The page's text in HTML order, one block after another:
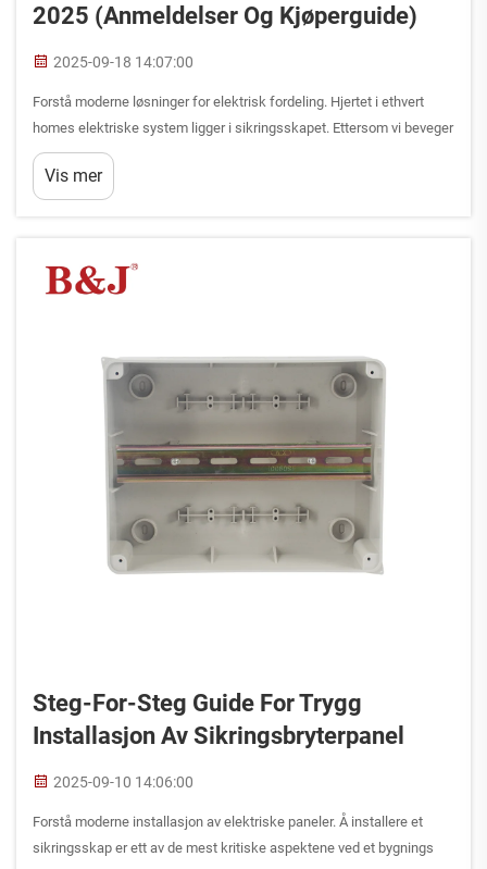
2025 (anmeldelser Og Kjøperguide)
2025-09-18 14:07:00
Forstå moderne løsninger for elektrisk fordeling. Hjertet i ethvert
homes elektriske system ligger i sikringsskapet. Ettersom vi beveger
oss mot stadig mer tilkoblede og strømavhengige hjem, blir valg av
riktig sikringsskap...
Vis mer
Steg-For-Steg Guide For Trygg
Installasjon Av Sikringsbryterpanel
2025-09-10 14:06:00
Forstå moderne installasjon av elektriske paneler. Å installere et
sikringsskap er ett av de mest kritiske aspektene ved et bygnings